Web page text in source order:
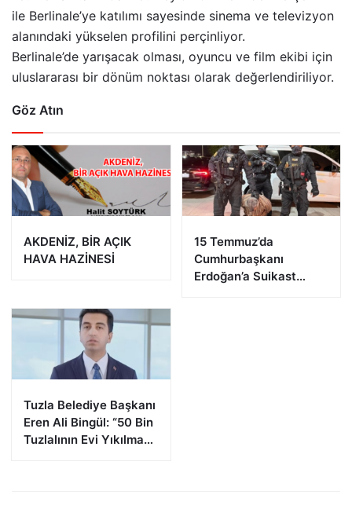
ile Berlinale’ye katılımı sayesinde sinema ve televizyon
alanındaki yükselen profilini perçinliyor.
Berlinale’de yarışacak olması, oyuncu ve film ekibi için
uluslararası bir dönüm noktası olarak değerlendiriliyor.
Göz Atın
AKDENİZ, BİR AÇIK
HAVA HAZİNESİ
15 Temmuz’da
Cumhurbaşkanı
Erdoğan’a Suikast
Tuzla Belediye Başkanı
Eren Ali Bingül: “50 Bin
Tuzlalının Evi Yıkılma